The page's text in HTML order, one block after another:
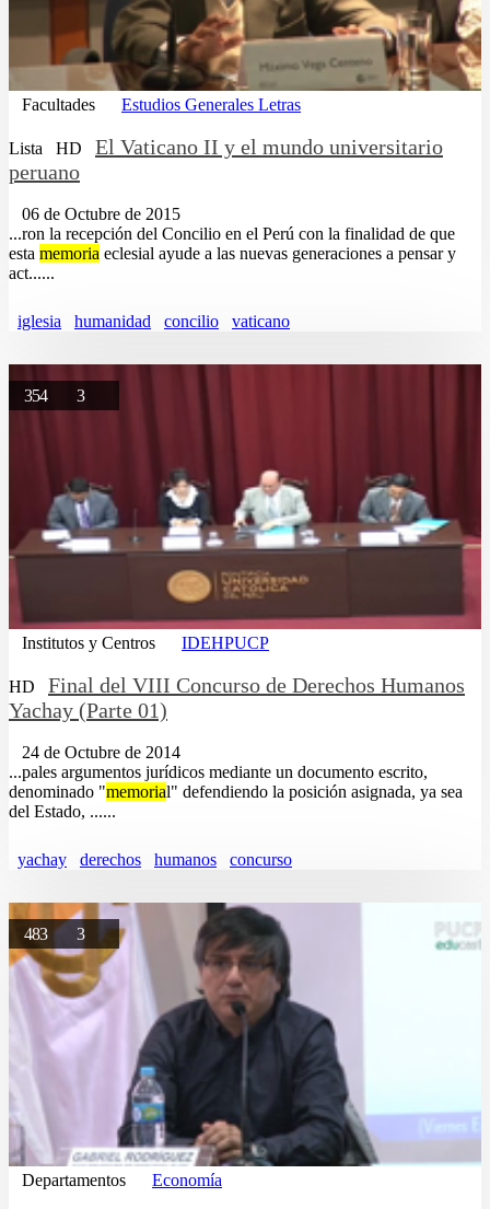
Facultades Estudios Generales Letras
Lista HD
El Vaticano II y el mundo universitario
peruano
06 de Octubre de 2015
...ron la recepción del Concilio en el Perú con la finalidad de que
esta memoria eclesial ayude a las nuevas generaciones a pensar y
act......
iglesia humanidad concilio vaticano
354 3
Institutos y Centros IDEHPUCP
HD
Final del VIII Concurso de Derechos Humanos
Yachay (Parte 01)
24 de Octubre de 2014
...pales argumentos jurídicos mediante un documento escrito,
denominado "memorial" defendiendo la posición asignada, ya sea
del Estado, ......
yachay derechos humanos concurso
4833
Departamentos Economía